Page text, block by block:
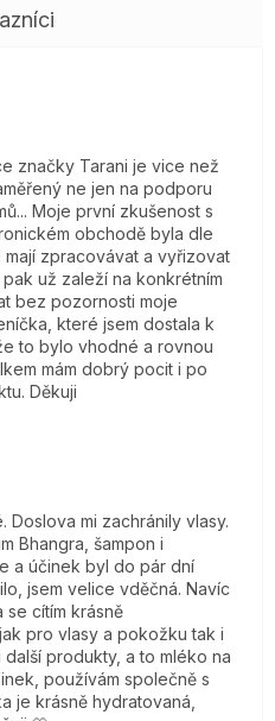
je 4 z 5 hviezdičiek.
značky Tarani je vice než
ne jen na podporu
Moje první zkušenost s
obchodě byla dle
zpracovávat a vyřizovat
už zaleží na konkrétním
bez pozornosti moje
které jsem dostala k
to bylo vhodné a rovnou
mám dobrý pocit i po
Děkuji
je 5 z 5 hviezdičiek.
Doslova mi zachránily vlasy.
Bhangra, šampon i
a účinek byl do pár dní
jsem velice vděčná. Navíc
cítím krásně
pro vlasy a pokožku tak i
další produkty, a to mléko na
používám společně s
je krásně hydratovaná,